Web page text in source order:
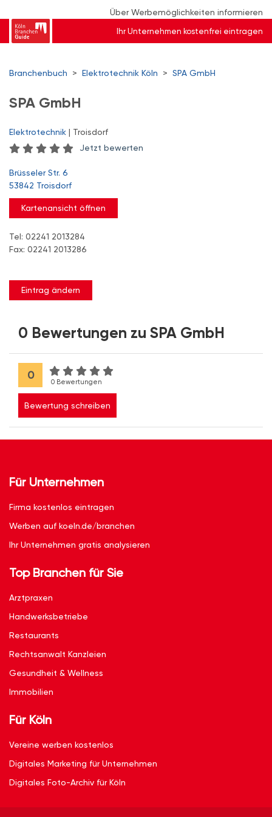
Über Werbemöglichkeiten informieren
Ihr Unternehmen kostenfrei eintragen
Branchenbuch > Elektrotechnik Köln > SPA GmbH
SPA GmbH
Elektrotechnik | Troisdorf
Jetzt bewerten
Brüsseler Str. 6
53842 Troisdorf
Kartenansicht öffnen
Tel: 02241 2013284
Fax: 02241 2013286
Eintrag ändern
0 Bewertungen zu SPA GmbH
0
0 Bewertungen
Bewertung schreiben
Für Unternehmen
Firma kostenlos eintragen
Werben auf koeln.de/branchen
Ihr Unternehmen gratis analysieren
Top Branchen für Sie
Arztpraxen
Handwerksbetriebe
Restaurants
Rechtsanwalt Kanzleien
Gesundheit & Wellness
Immobilien
Für Köln
Vereine werben kostenlos
Digitales Marketing für Unternehmen
Digitales Foto-Archiv für Köln